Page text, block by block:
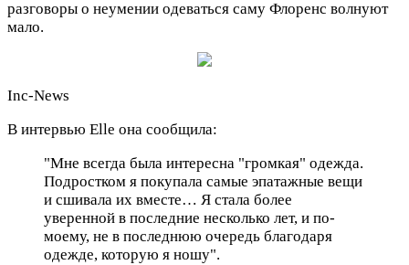
разговоры о неумении одеваться саму Флоренс волнуют
мало.
Inc-News
В интервью Elle она сообщила:
"Мне всегда была интересна "громкая" одежда.
Подростком я покупала самые эпатажные вещи
и сшивала их вместе… Я стала более
уверенной в последние несколько лет, и по-
моему, не в последнюю очередь благодаря
одежде, которую я ношу".